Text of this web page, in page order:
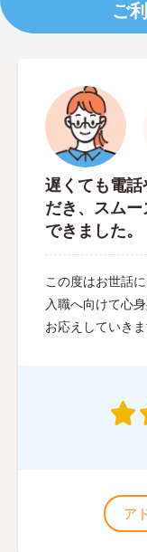
ご
遅くても電
だき、スム
できました。
この度はお世話
入職へ向けて心
お応えしていきま
ア